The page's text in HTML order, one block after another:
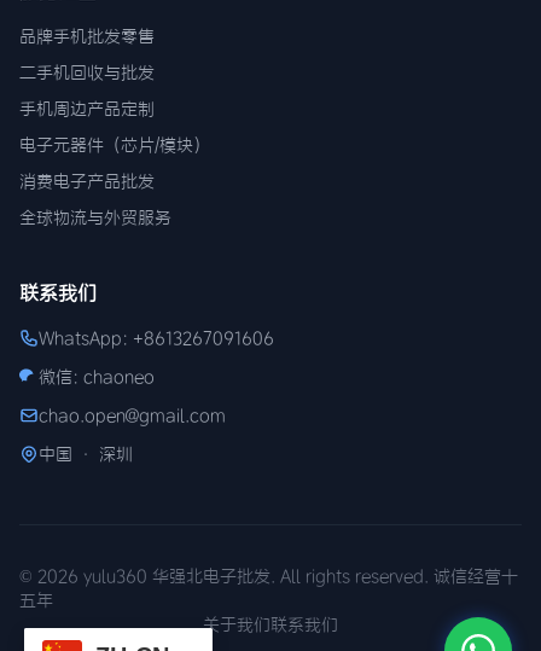
品牌手机批发零售
二手机回收与批发
手机周边产品定制
电子元器件（芯片/模块）
消费电子产品批发
全球物流与外贸服务
联系我们
WhatsApp: +8613267091606
微信: chaoneo
chao.open@gmail.com
中国 · 深圳
© 2026 yulu360 华强北电子批发. All rights reserved. 诚信经营十
五年
关于我们联系我们